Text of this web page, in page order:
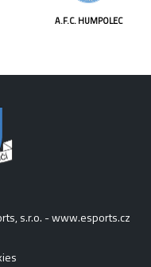
A.F.C. HUMPOLEC
s.r.o. -www.esports.cz